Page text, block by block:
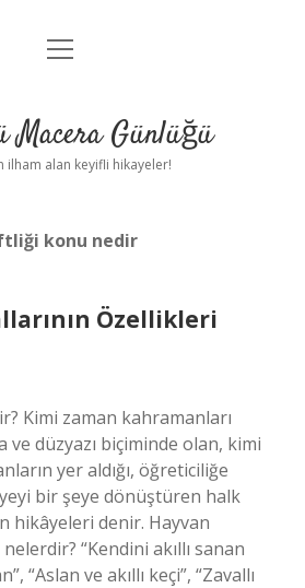
Anasayfa
Yasal Uyarı
menüyü
Macera Günlüğü
ilham alan keyifli hikayeler!
konu nedir
Özellikleri
Kimi zaman kahramanları
ve düzyazı biçiminde olan, kimi
yer aldığı, öğreticiliğe
bir şeye dönüştüren halk
hikâyeleri denir. Hayvan
“Kendini akıllı sanan
“Aslan ve akıllı keçi”, “Zavallı